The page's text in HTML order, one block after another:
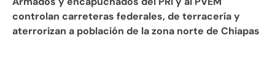
controlan carreteras federales, de terracería y
aterrorizan a población de la zona norte de Chiapas